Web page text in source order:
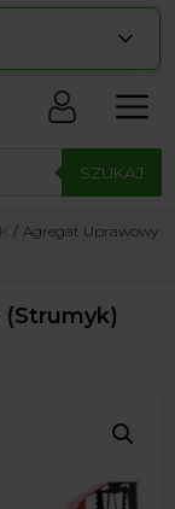
pokaż numer
pokaż numer
pokaż e-mail
SZUKAJ
Agregat Uprawowy